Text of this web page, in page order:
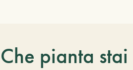
Che pianta